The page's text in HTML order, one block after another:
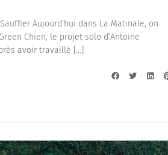
Aujourd’hui dans La Matinale, on
Chien, le projet solo d’Antoine
avoir travaillé […]